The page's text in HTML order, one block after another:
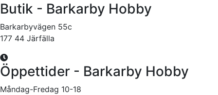
Butik - Barkarby Hobby
Barkarbyvägen 55c
177 44 Järfälla
Öppettider - Barkarby Hobby
Måndag-Fredag 10-18